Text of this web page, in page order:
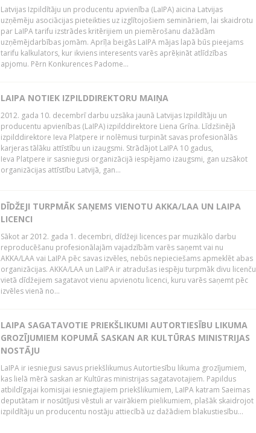
Latvijas Izpildītāju un producentu apvienība (LaIPA) aicina Latvijas
uzņēmēju asociācijas pieteikties uz izglītojošiem semināriem, lai skaidrotu
par LaIPA tarifu izstrādes kritērijiem un piemērošanu dažādām
uzņēmējdarbības jomām. Aprīļa beigās LaIPA mājas lapā būs pieejams
tarifu kalkulators, kur ikviens interesents varēs aprēķināt atlīdzības
apjomu. Pērn Konkurences Padome...
LAIPA NOTIEK IZPILDDIREKTORU MAIŅA
2012. gada 10. decembrī darbu uzsāka jaunā Latvijas Izpildītāju un
producentu apvienības (LaIPA) izpilddirektore Liena Grīna. Līdzšinējā
izpilddirektore Ieva Platpere ir nolēmusi turpināt savas profesionālās
karjeras tālāku attīstību un izaugsmi. Strādājot LaIPA 10 gadus,
Ieva Platpere ir sasniegusi organizācijā iespējamo izaugsmi, gan uzsākot
organizācijas attīstību Latvijā, gan...
DĪDŽEJI TURPMĀK SAŅEMS VIENOTU AKKA/LAA UN LAIPA
LICENCI
Sākot ar 2012. gada 1. decembri, dīdžeji licences par muzikālo darbu
reproducēšanu profesionālajām vajadzībām varēs saņemt vai nu
AKKA/LAA vai LaIPA pēc savas izvēles, nebūs nepieciešams apmeklēt abas
organizācijas. AKKA/LAA un LaIPA ir atradušas iespēju turpmāk divu licenču
vietā dīdžejiem sagatavot vienu apvienotu licenci, kuru varēs saņemt pēc
izvēles vienā no...
LAIPA SAGATAVOTIE PRIEKŠLIKUMI AUTORTIESĪBU LIKUMA
GROZĪJUMIEM KOPUMĀ SASKAN AR KULTŪRAS MINISTRIJAS
NOSTĀJU
LaIPA ir iesniegusi savus priekšlikumus Autortiesību likuma grozījumiem,
kas lielā mērā saskan ar Kultūras ministrijas sagatavotajiem. Papildus
atbildīgajai komisijai iesniegtajiem priekšlikumiem, LaIPA katram Saeimas
deputātam ir nosūtījusi vēstuli ar vairākiem pielikumiem, plašāk skaidrojot
izpildītāju un producentu nostāju attiecībā uz dažādiem blakustiesību...